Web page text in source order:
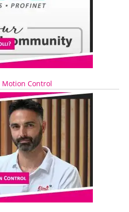
Motion Control